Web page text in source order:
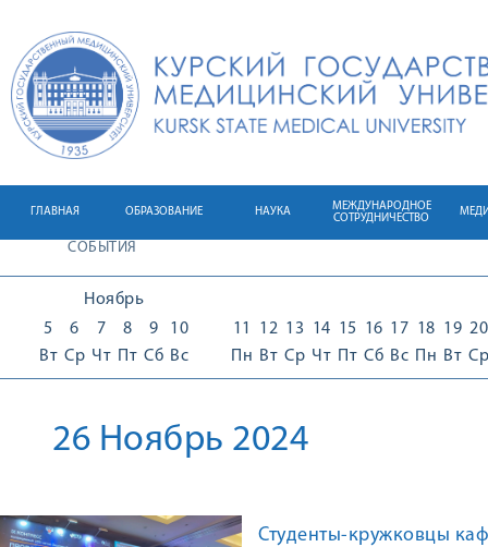
ГЛАВНАЯ ОБРАЗОВАНИЕ НАУКА
МЕЖДУНАРОДНОЕ
СОТРУДНИЧЕСТВО
СОБЫТИЯ
Ноябрь
5
Вт
6
Ср
7
Чт
8
Пт
9
Сб
10
Вс
11
Пн
12
Вт
13
Ср
14
Чт
15
Пт
16
Сб
17
Вс
18
Пн
19
Вт
20
Ср
26 Ноябрь 2024
Студенты-кружковцы